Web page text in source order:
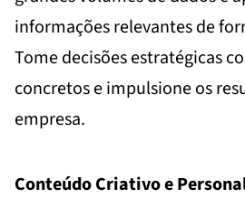
informações relevantes de
Tome decisões estratégicas
concretos e impulsione os
empresa.
Conteúdo Criativo e